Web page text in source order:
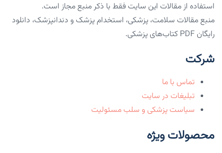
استفاده از مقالات این سایت فقط با ذکر منبع مجاز است.
منبع مقالات سلامت، پزشکی، استخدام پزشک و دندانپزشک، دانلود
رایگان PDF کتاب‌های پزشکی.
شرکت
تماس با ما
تبلیغات در سایت
سیاست پزشکی و سلب مسئولیت
محصولات ویژه